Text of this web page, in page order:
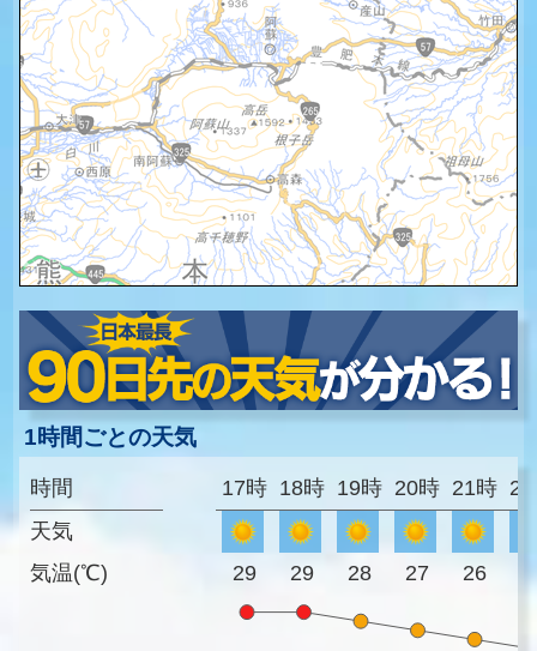
1時間ごとの天気
時間
天気
気温(℃)
17時 18時 19時 20時 21時
29 29 28 27 26